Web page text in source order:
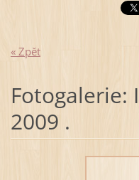
« Zpět
Fotogalerie:
2009 .